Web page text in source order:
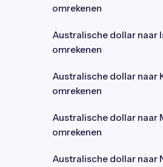
omrekenen
Australische dollar naar
omrekenen
Australische dollar naar
omrekenen
Australische dollar naar
omrekenen
Australische dollar naar